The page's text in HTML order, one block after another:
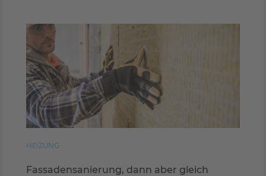
HEIZUNG
Fassadensanierung, dann aber gleich